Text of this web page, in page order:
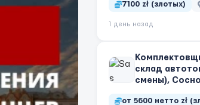
7100 zł (злотых)
1 день назад
склад
смены),
от 5600 нетто zł